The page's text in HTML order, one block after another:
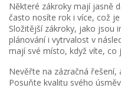
Některé zákroky mají jasně
často nosíte rok i více, což
Složitější zákroky, jako jsou
plánování i vytrvalost v
mají své místo, když víte, co
Nevěřte na zázračná
Posuňte kvalitu svého